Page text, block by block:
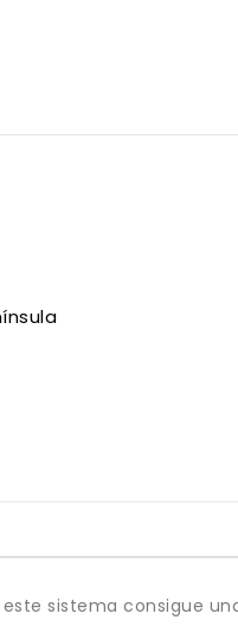
sistema consigue